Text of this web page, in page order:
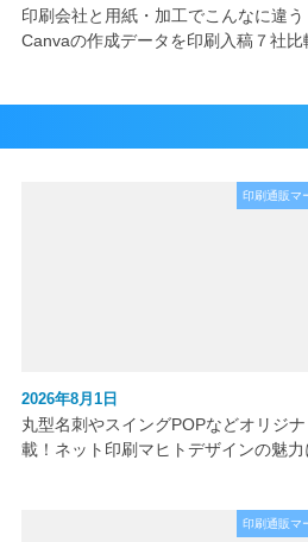
印刷会社と用紙・加工でこんなに違う
Canvaの作成データを印刷入稿７社比
印刷通販マ
2026年8月1日
丸型名刺やスイングPOPなどオリジ
載！ネット印刷マヒトデザインの魅力
印刷通販マ